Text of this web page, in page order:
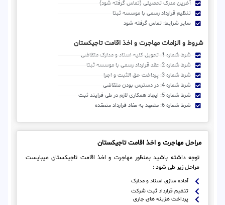
آخرین مدرک تحصیلی (تماس گرفته شود)
تنظیم قرارداد رسمی با موسسه ثبتا
سایر شرایط: تماس گرفته شود
شروط و الزامات مهاجرت و اخذ اقامت تاجیکستان
شرط شماره 1: تحویل کلیه اسناد و مدارک متقاضی
شرط شماره 2: عقد قرارداد رسمی با موسسه ثبتا
شرط شماره 3: پرداخت حق الثبت و اجرا
شرط شماره 4: در دسترس بودن متقاضی
شرط شماره 5: ایجاد همکاری لازم در طی فرایند ثبت
شرط شماره 6: متعهد به مفاد قرارداد منعقده
مراحل مهاجرت و اخذ اقامت تاجیکستان
توجه داشته باشید بمنظور مهاجرت و اخذ اقامت تاجیکستان میبایست
مراحل زیر طی شود :
آماده سازی اسناد و مدارک
تنظیم قرارداد ثبت شرکت
پرداخت هزینه های جاری